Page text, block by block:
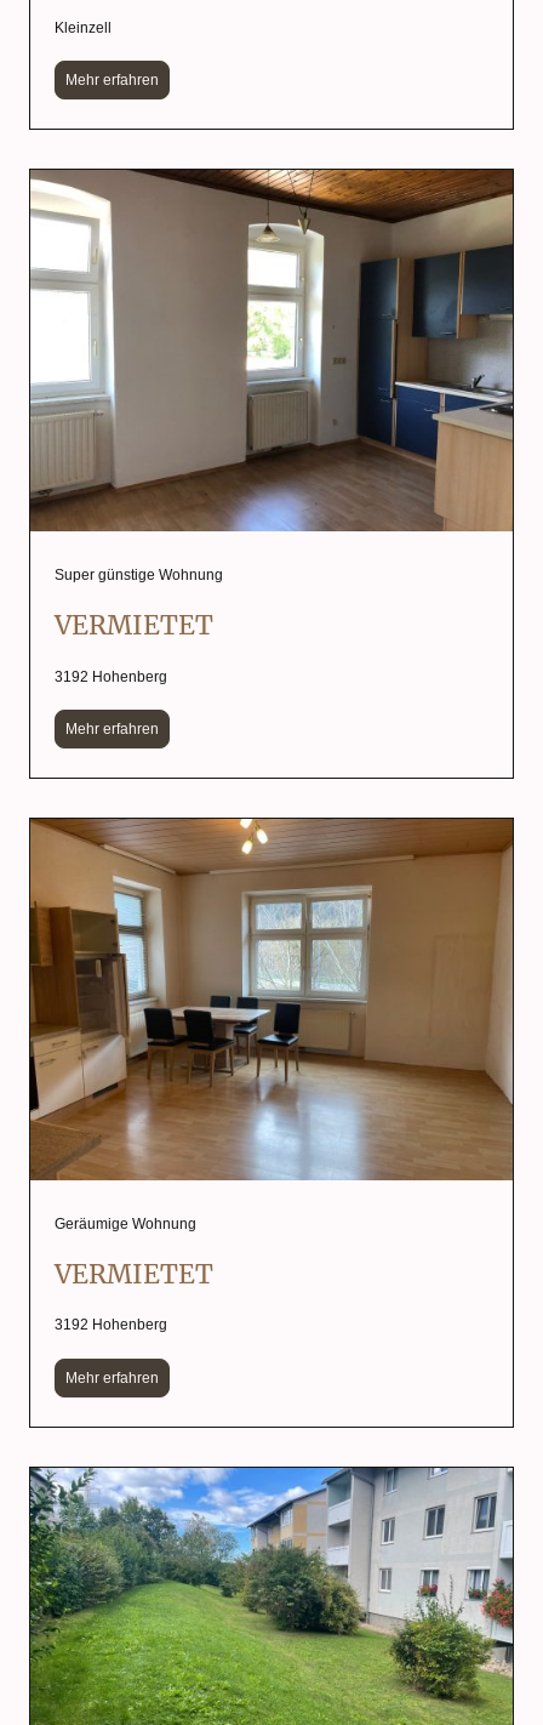
Kleinzell
Mehr erfahren
Super günstige Wohnung
VERMIETET
3192 Hohenberg
Mehr erfahren
Geräumige Wohnung
VERMIETET
3192 Hohenberg
Mehr erfahren